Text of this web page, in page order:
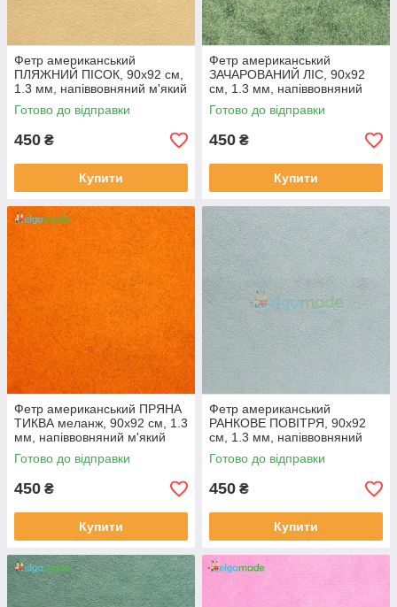
Фетр американський
ПЛЯЖНИЙ ПІСОК, 90x92 см,
1.3 мм, напіввовняний м'який
Готово до відправки
450 ₴
Купити
Фетр американський
ЗАЧАРОВАНИЙ ЛІС, 90x92
см, 1.3 мм, напіввовняний
м'який
Готово до відправки
450 ₴
Купити
Фетр американський ПРЯНА
ТИКВА меланж, 90x92 см, 1.3
мм, напіввовняний м'який
Готово до відправки
450 ₴
Купити
Фетр американський
РАНКОВЕ ПОВІТРЯ, 90x92
см, 1.3 мм, напіввовняний
м'який
Готово до відправки
450 ₴
Купити